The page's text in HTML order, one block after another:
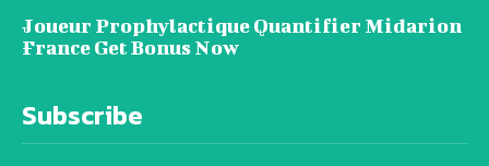
Joueur Prophylactique Quantifier Midarion
France Get Bonus Now
Subscribe